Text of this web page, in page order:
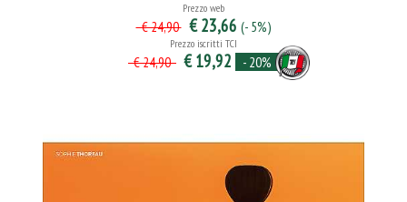
Prezzo web
€ 24,90 € 23,66 (- 5%)
Prezzo iscritti TCI
€ 24,90 € 19,92 - 20%